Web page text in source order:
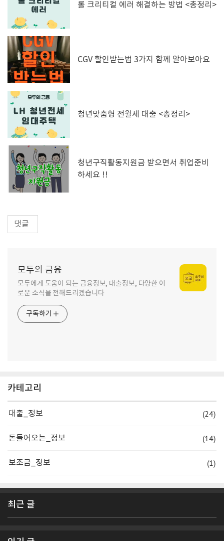
롤 크리티컬 에러 해결하는 방법 <총정리>
CGV 할인받는법 3가지 함께 알아보아요
청년맞춤형 전월세 대출 <총정리>
청년구직활동지원금 받으면서 취업준비
하세요 !!
댓글
모두의 금융
모두에게 도움이 되는 금융정보, 대출정보, 다양한 이
로운 소식을 전해드리겠습니다
구독하기
카테고리
대출_정보 (24)
돈들어오는_정보 (14)
보조금_정보 (1)
최근 글